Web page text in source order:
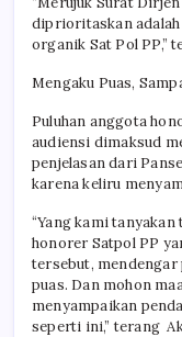
diprioritaskan
organik Sat Pol PP,”
Mengaku Puas,
Puluhan anggota
audiensi dimaksud
penjelasan dari
karena keliru
“Yang kami
honorer Satpol PP
tersebut, mendengar
puas. Dan mohon
menyampaikan
seperti ini,” terang